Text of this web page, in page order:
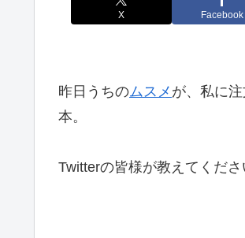
X Facebook
昨日うちのムスメ が、私に
本。
Twitterの皆様が教えてくだ